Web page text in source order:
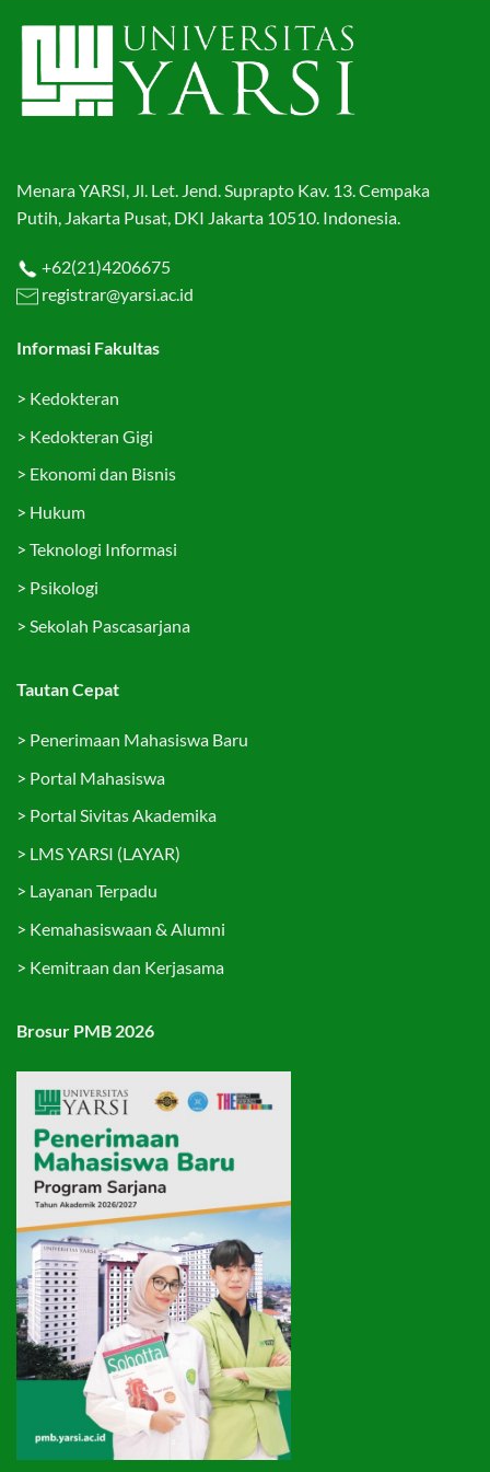
Menara YARSI, Jl. Let. Jend. Suprapto Kav. 13. Cempaka
Putih, Jakarta Pusat, DKI Jakarta 10510. Indonesia.
+62(21)4206675
registrar@yarsi.ac.id
Informasi Fakultas
> Kedokteran
> Kedokteran Gigi
> Ekonomi dan Bisnis
> Hukum
> Teknologi Informasi
> Psikologi
> Sekolah Pascasarjana
Tautan Cepat
> Penerimaan Mahasiswa Baru
> Portal Mahasiswa
> Portal Sivitas Akademika
> LMS YARSI (LAYAR)
> Layanan Terpadu
> Kemahasiswaan & Alumni
> Kemitraan dan Kerjasama
Brosur PMB 2026